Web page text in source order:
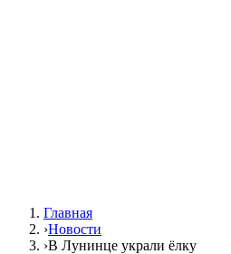
Главная
›Новости
›В Лунинце украли ёлку